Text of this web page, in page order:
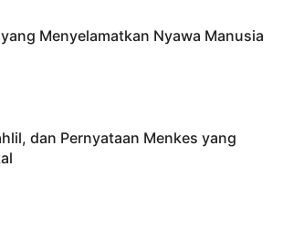
Menyelamatkan Nyawa Manusia
dan Pernyataan Menkes yang